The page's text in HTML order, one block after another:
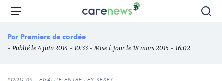
Aller
principal
Carenews,
des
Menu
Par Premiers de cordée
- Publié le 4 juin 2014 - 10:33 - Mise à jour le 18 mars 2015 - 16:02
#ODD 05 : ÉGALITÉ ENTRE LES SEXES